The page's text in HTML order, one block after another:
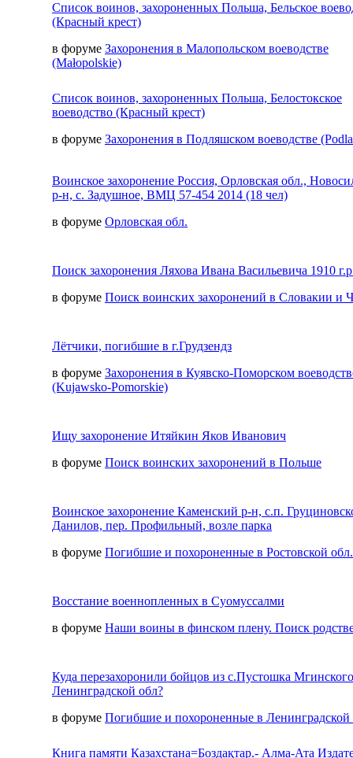
Список воинов, захороненных Польша, Бельское
(Красный крест)
в форуме Захоронения в Малопольском воеводстве
(Małopolskie)
Список воинов, захороненных Польша, Белостокское
воеводство (Красный крест)
в форуме Захоронения в Подляшском воеводстве
Воинское захоронение Россия, Орловская обл.,
р-н, с. Задушное, ВМЦ 57-454 2014 (18 чел)
в форуме Орловская обл.
Поиск захоронения Ляхова Ивана Васильевича 1910
в форуме Поиск воинских захоронений в Словакии и
Лётчики, погибшие в г.Грудзендз
в форуме Захоронения в Куявско-Поморском
(Kujawsko-Pomorskie)
Ищу захоронение Итяйкин Яков Иванович
в форуме Поиск воинских захоронений в Польше
Воинское захоронение Каменский р-н, с.п.
Данилов, пер. Профильный, возле парка
в форуме Погибшие и похороненные в Ростовской обл.
Восстание военнопленных в Суомуссалми
в форуме Наши воины в финском плену. Поиск
Куда перезахоронили бойцов из с.Пустошка
Ленинградской обл?
в форуме Погибшие и похороненные в Ленинградской
Книга памяти Казахстана=Боздақтар.- Алма-Ата